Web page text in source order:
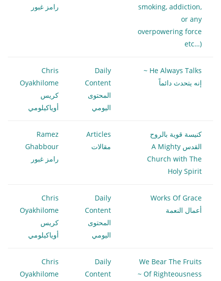
smoking, addiction,
or any
overpowering force
etc…)
رامز غبور
He Always Talks ~
إنه يتحدث دائماً
Daily
Content
المحتوى
اليومي
Chris
Oyakhilome
كريس
أوياكيلومي
كنيسة قوية بالروح
القدس A Mighty
Church with The
Holy Spirit
Articles
مقالات
Ramez
Ghabbour
رامز غبور
Works Of Grace
أعمال النعمة
Daily
Content
المحتوى
اليومي
Chris
Oyakhilome
كريس
أوياكيلومي
We Bear The Fruits
Of Righteousness ~
Daily
Content
Chris
Oyakhilome